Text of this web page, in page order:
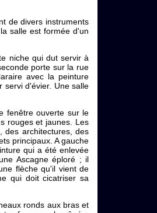
de divers instruments
salle est formée d'un
niche qui dut servir à
porte sur la rue
avec la peinture
servi d'évier. Une salle
fenêtre ouverte sur le
rouges et jaunes. Les
des architectures, des
principaux. A gauche
qui a été enlevée
Ascagne éploré ; il
flèche qu'il vient de
qui doit cicatriser sa
ronds aux bras et